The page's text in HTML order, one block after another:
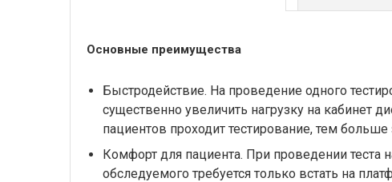
Основные преимущества
Быстродействие. На проведение одного
существенно увеличить нагрузку на кабинет
пациентов проходит тестирование, тем
Комфорт для пациента. При проведении
обследуемого требуется только встать на